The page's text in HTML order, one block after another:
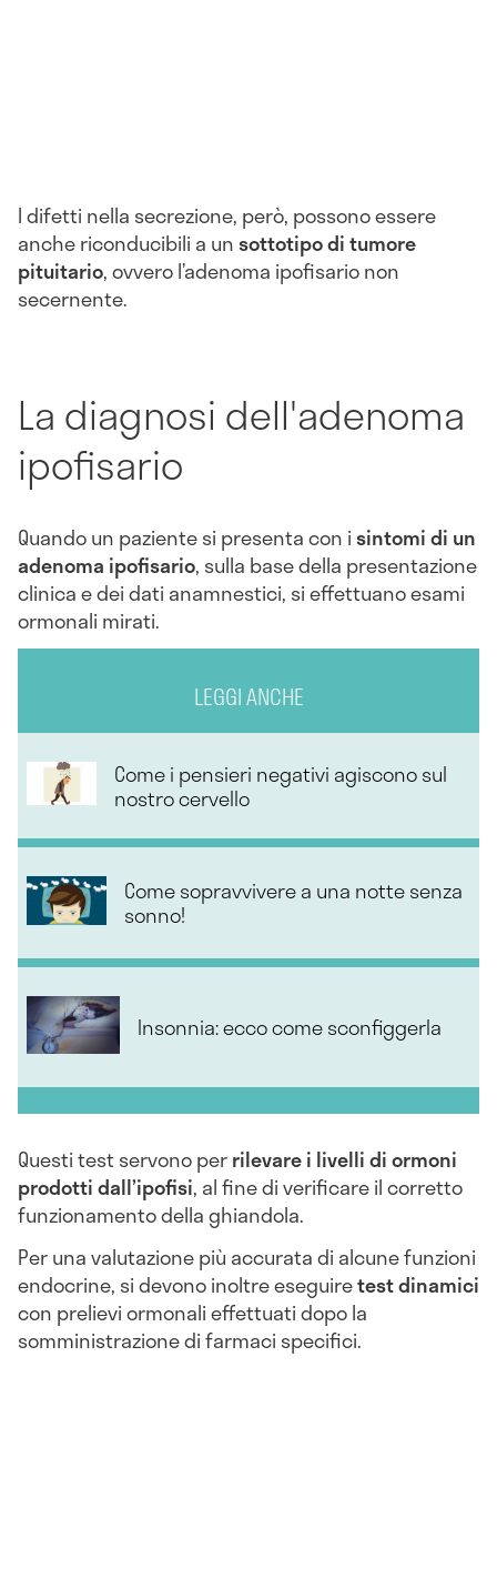
I difetti nella secrezione, però, possono essere
anche riconducibili a unsottotipo di tumore
pituitario, ovvero l’adenoma ipofisario non
secernente.
La diagnosi dell'adenoma
ipofisario
Quando un paziente si presenta con isintomi di un
adenoma ipofisario, sulla base della presentazione
clinica e dei dati anamnestici, si effettuano esami
ormonali mirati.
LEGGI ANCHE
Come i pensieri negativi agiscono sul
nostro cervello
Come sopravvivere a una notte senza
sonno!
Insonnia: ecco come sconfiggerla
Questi test servono perrilevare i livelli di ormoni
prodotti dall’ipofisi, al fine di verificare il corretto
funzionamento della ghiandola.
Per una valutazione più accurata di alcune funzioni
endocrine, si devono inoltre eseguiretest dinamici
con prelievi ormonali effettuati dopo la
somministrazione di farmaci specifici.